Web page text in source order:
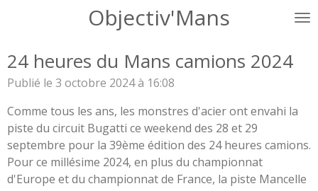
principal
Objectiv'Mans
24 heures du Mans camions 2024
Publié le 3 octobre 2024 à 16:08
Comme tous les ans, les monstres d'acier ont envahi la
piste du circuit Bugatti ce weekend des 28 et 29
septembre pour la 39ème édition des 24 heures camions.
Pour ce millésime 2024, en plus du championnat
d'Europe et du championnat de France, la piste Mancelle